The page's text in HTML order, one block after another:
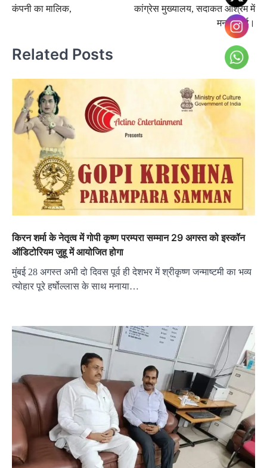
कंपनी का मालिक,
कांग्रेस मुख्यालय, सदाकत आश्रम में
मनायी गई।
Related Posts
किरन शर्मा के नेतृत्व में गोपी कृष्ण परम्परा सम्मान 29 अगस्त को इस्कॉन
ऑडिटोरियम जुहू में आयोजित होगा
मुंबई 28 अगस्त अभी दो दिवस पूर्व ही देशभर में श्रीकृष्ण जन्माष्टमी का भव्य
त्योहार पूरे हर्षोल्लास के साथ मनाया…